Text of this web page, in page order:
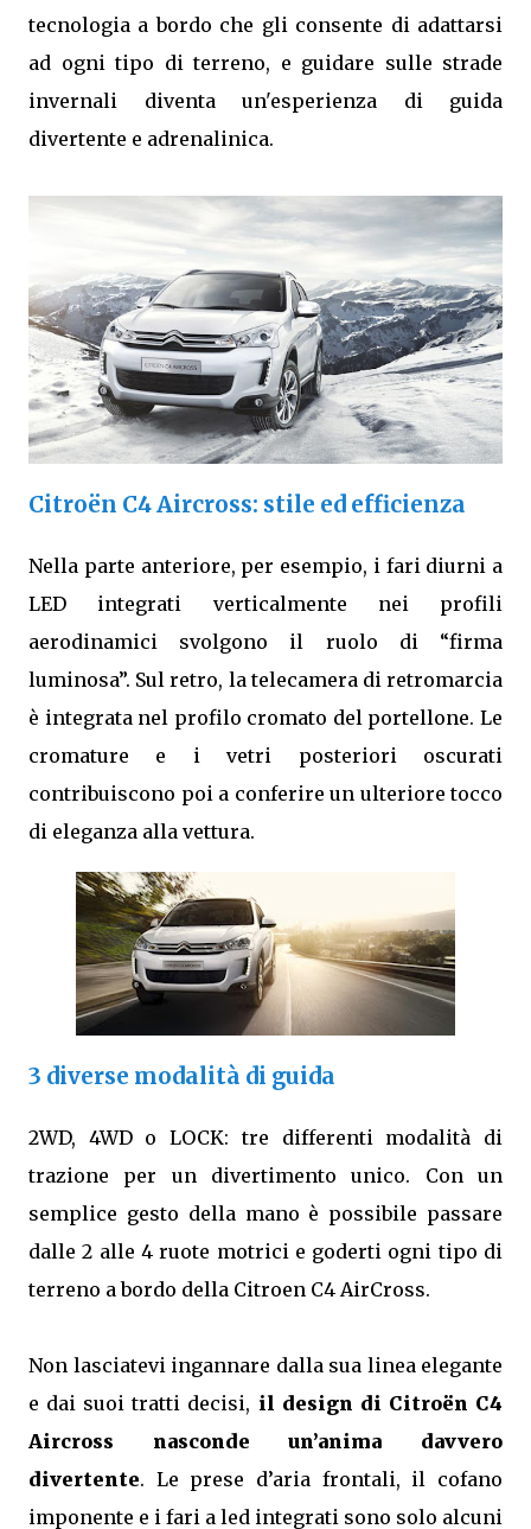
tecnologia a bordo che gli consente di adattarsi
ad ogni tipo di terreno, e guidare sulle strade
invernali diventa un'esperienza di guida
divertente e adrenalinica.
Citroën C4 Aircross: stile ed efficienza
Nella parte anteriore, per esempio, i fari diurni a
LED integrati verticalmente nei profili
aerodinamici svolgono il ruolo di “firma
luminosa”. Sul retro, la telecamera di retromarcia
è integrata nel profilo cromato del portellone. Le
cromature e i vetri posteriori oscurati
contribuiscono poi a conferire un ulteriore tocco
di eleganza alla vettura.
3 diverse modalità di guida
2WD, 4WD o LOCK: tre differenti modalità di
trazione per un divertimento unico. Con un
semplice gesto della mano è possibile passare
dalle 2 alle 4 ruote motrici e goderti ogni tipo di
terreno a bordo della Citroen C4 AirCross.
Non lasciatevi ingannare dalla sua linea elegante
e dai suoi tratti decisi, il design di Citroën C4
Aircross nasconde un’anima davvero
divertente. Le prese d’aria frontali, il cofano
imponente e i fari a led integrati sono solo alcuni